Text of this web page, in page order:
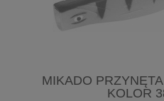
MIKADO
KOLOR